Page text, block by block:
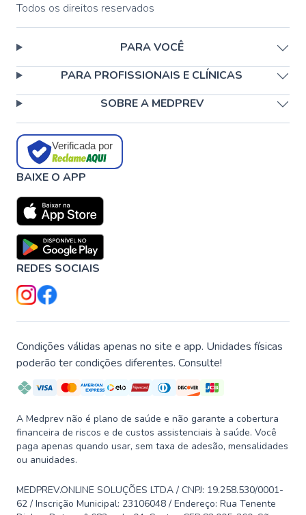
Todos os direitos reservados
PARA VOCÊ
PARA PROFISSIONAIS E CLÍNICAS
SOBRE A MEDPREV
Verificada por
BAIXE O APP
REDES SOCIAIS
Condições válidas apenas no site e app. Unidades físicas
poderão ter condições diferentes. Consulte!
A Medprev não é plano de saúde e não garante a cobertura
financeira de riscos e de custos assistenciais à saúde. Você
paga apenas quando usar, sem taxa de adesão, mensalidades
ou anuidades.
MEDPREV.ONLINE SOLUÇÕES LTDA / CNPJ: 19.258.530/0001-
62 / Inscrição Municipal: 23106048 / Endereço: Rua Tenente